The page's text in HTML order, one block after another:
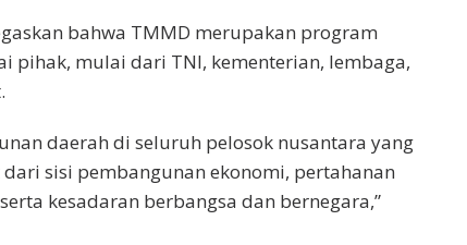
bahwa TMMD merupakan program
pihak, mulai dari TNI, kementerian, lembaga,
daerah di seluruh pelosok nusantara yang
sisi pembangunan ekonomi, pertahanan
kesadaran berbangsa dan bernegara,”